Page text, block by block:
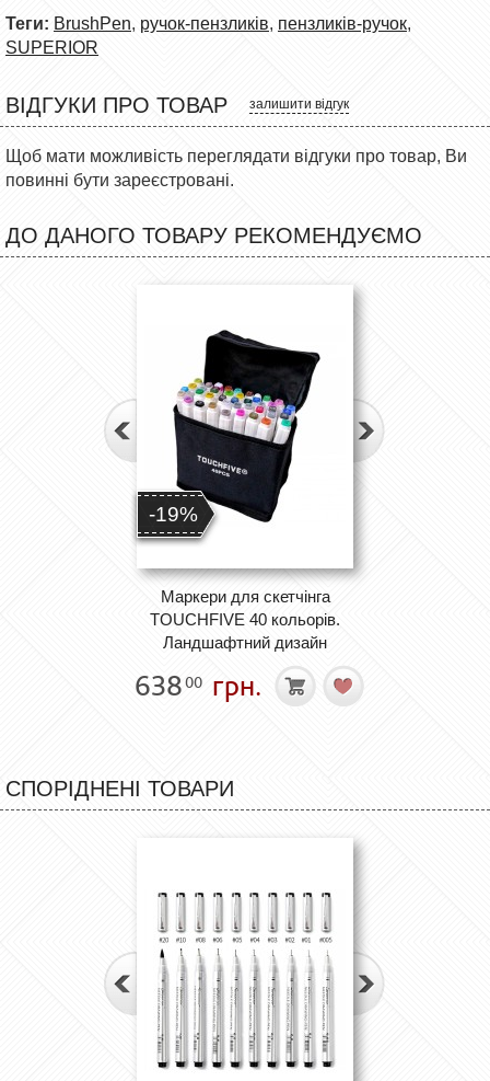
Теги: BrushPen, ручок-пензликів, пензликів-ручок,
SUPERIOR
ВІДГУКИ ПРО ТОВАР залишити відгук
Щоб мати можливість переглядати відгуки про товар, Ви
повинні бути зареєстровані.
ДО ДАНОГО ТОВАРУ РЕКОМЕНДУЄМО
-19%
Маркери для скетчінга
TOUCHFIVE 40 кольорів.
Ландшафтний дизайн
63800 грн.
СПОРІДНЕНІ ТОВАРИ